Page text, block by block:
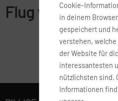
Flug von ZMU
Cookie-
in deinem Browser
gespeichert und
verstehen,
der Website für
interessantesten
nützlichsten sind.
Informationen